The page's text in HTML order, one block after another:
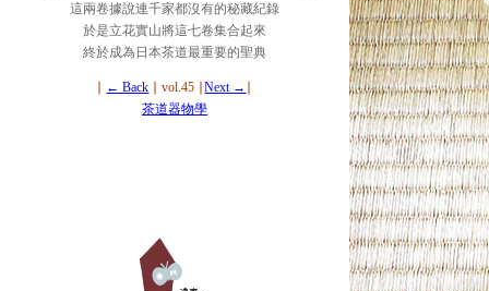
這兩卷據說連千家都沒有的秘藏紀錄
於是立花實山將這七卷集合起來
終於成為日本茶道最重要的聖典
← Back ∣ vol.45 ∣Next →
茶道器物學